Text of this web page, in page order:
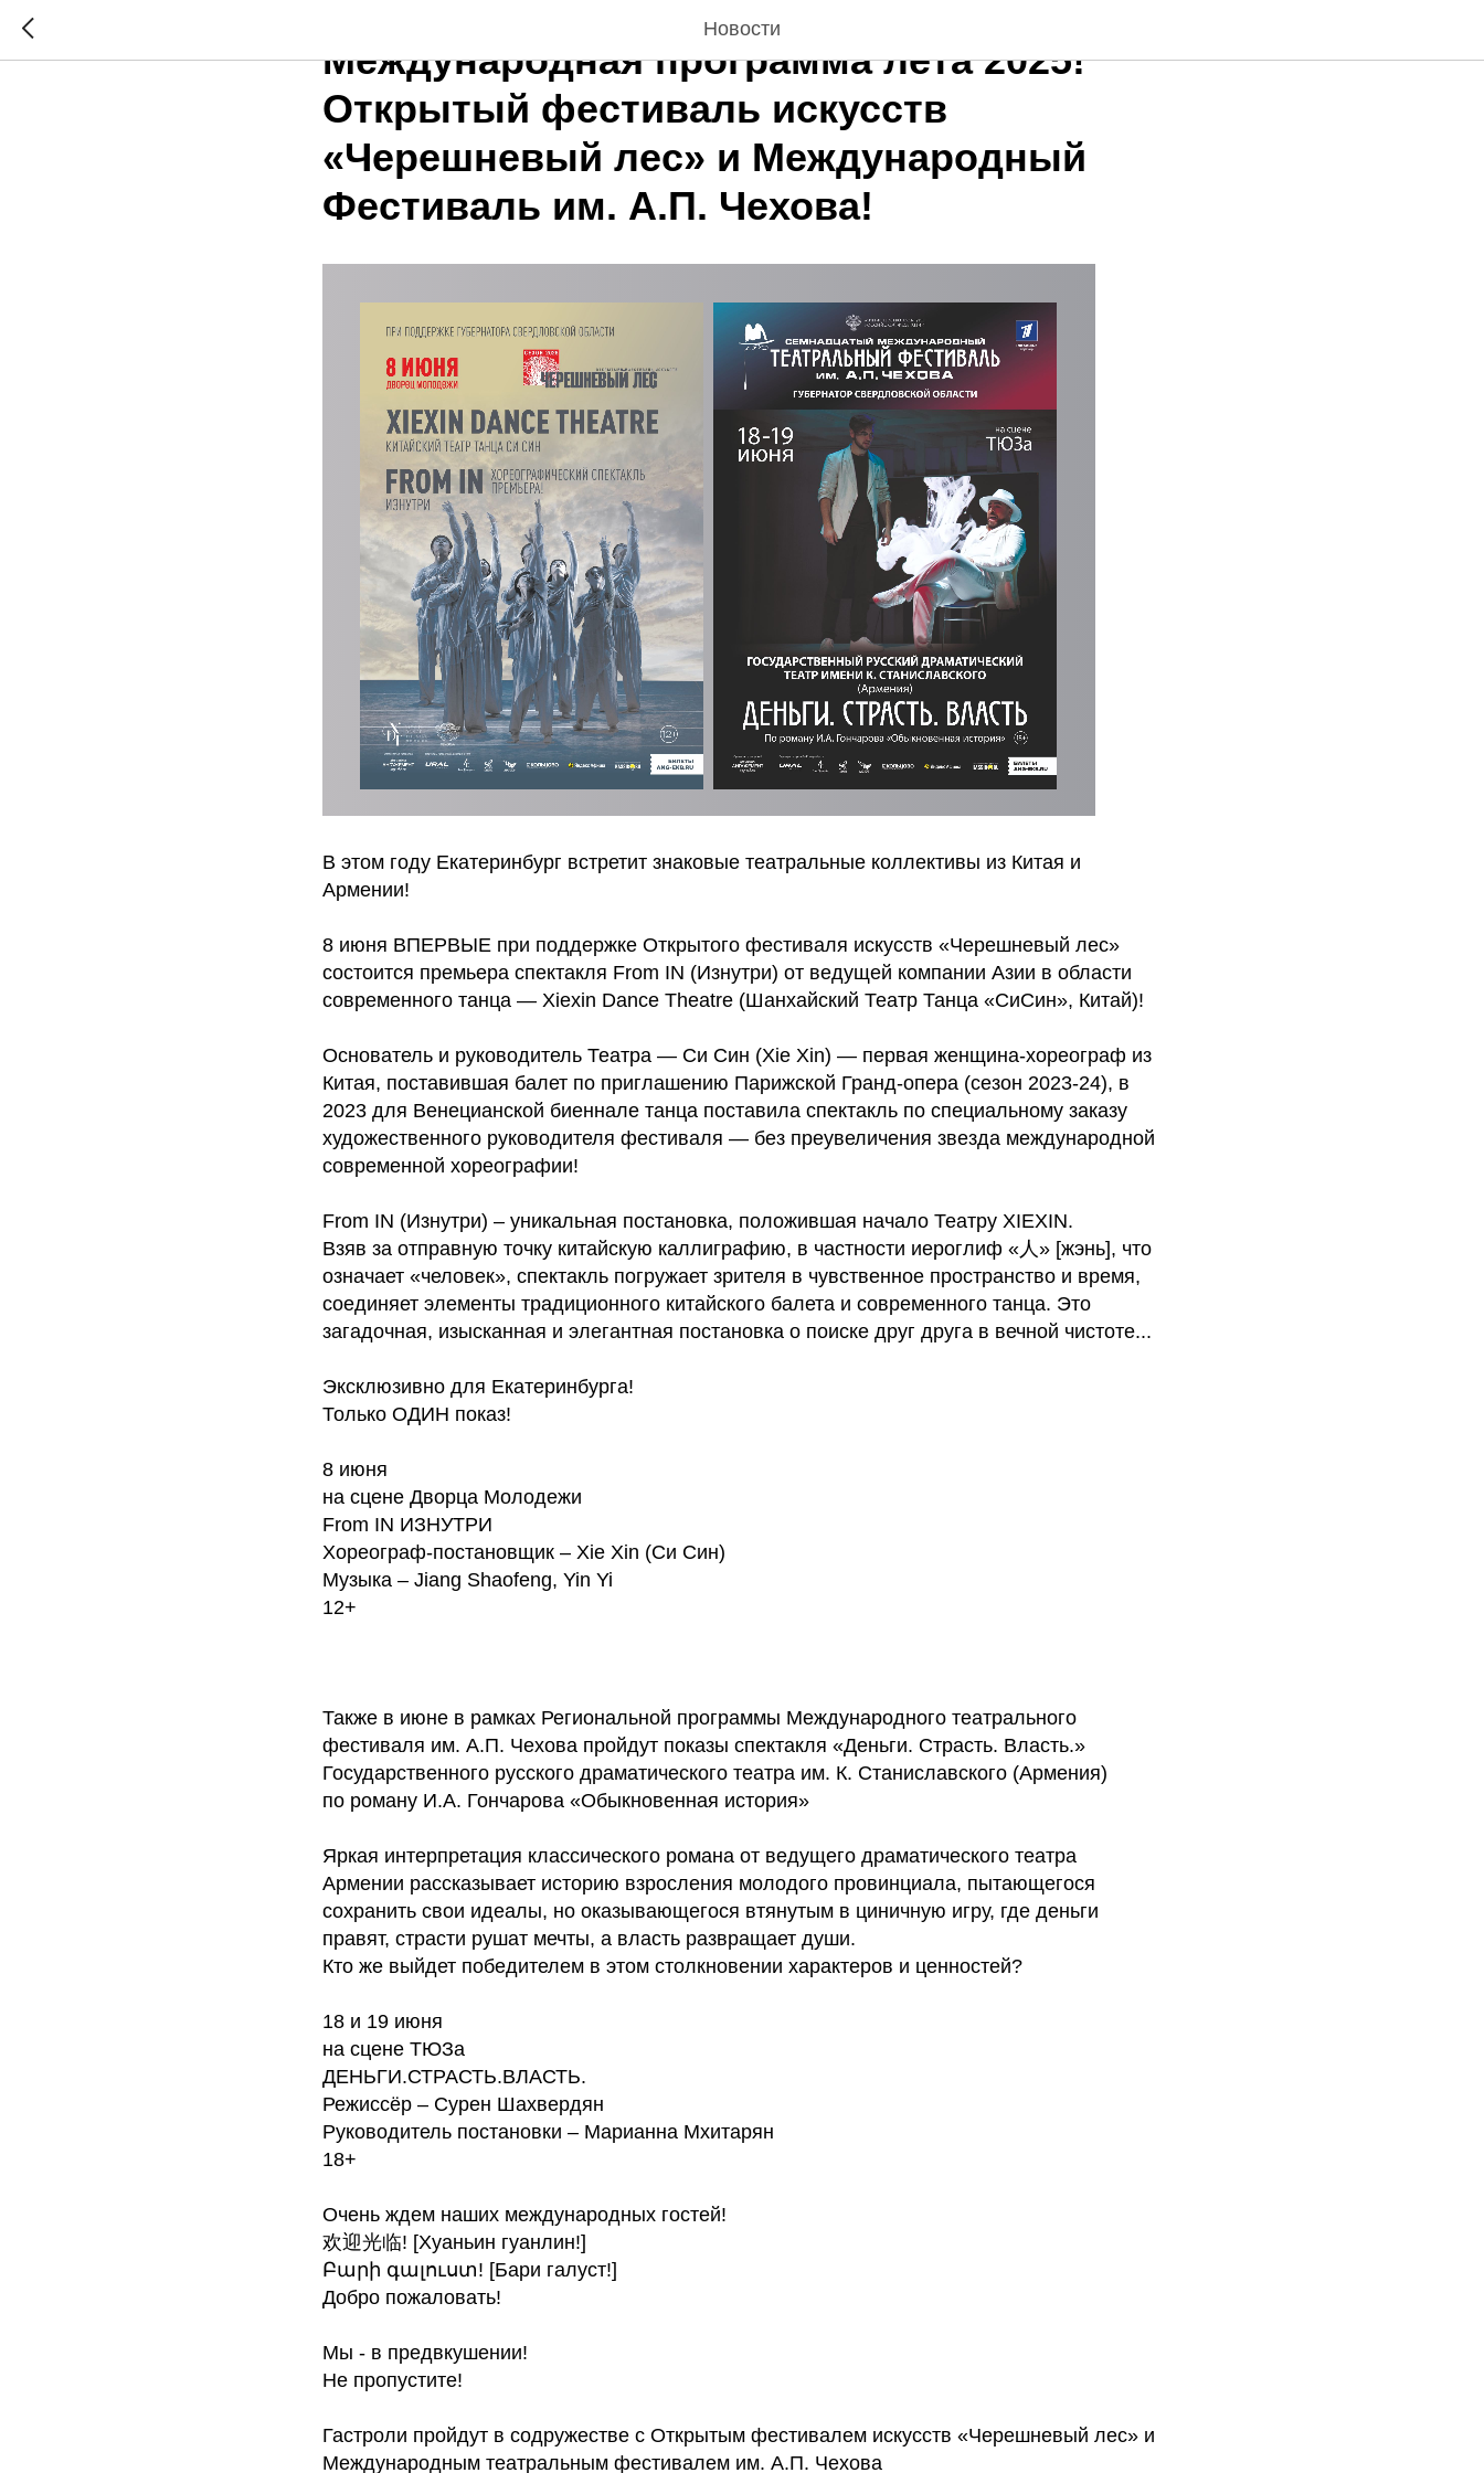
Новости
Международная программа лета 2025!
Открытый фестиваль искусств
«Черешневый лес» и Международный
Фестиваль им. А.П. Чехова!
В этом году Екатеринбург встретит знаковые театральные коллективы из Китая и
Армении!
8 июня ВПЕРВЫЕ при поддержке Открытого фестиваля искусств «Черешневый лес»
состоится премьера спектакля From IN (Изнутри) от ведущей компании Азии в области
современного танца — Xiexin Dance Theatre (Шанхайский Театр Танца «СиСин», Китай)!
Основатель и руководитель Театра — Си Син (Xie Xin) — первая женщина-хореограф из
Китая, поставившая балет по приглашению Парижской Гранд-опера (сезон 2023-24), в
2023 для Венецианской биеннале танца поставила спектакль по специальному заказу
художественного руководителя фестиваля — без преувеличения звезда международной
современной хореографии!
From IN (Изнутри) – уникальная постановка, положившая начало Театру XIEXIN.
Взяв за отправную точку китайскую каллиграфию, в частности иероглиф «人» [жэнь], что
означает «человек», спектакль погружает зрителя в чувственное пространство и время,
соединяет элементы традиционного китайского балета и современного танца. Это
загадочная, изысканная и элегантная постановка о поиске друг друга в вечной чистоте...
Эксклюзивно для Екатеринбурга!
Только ОДИН показ!
8 июня
на сцене Дворца Молодежи
From IN ИЗНУТРИ
Хореограф-постановщик – Xie Xin (Си Син)
Музыка – Jiang Shaofeng, Yin Yi
12+
Также в июне в рамках Региональной программы Международного театрального
фестиваля им. А.П. Чехова пройдут показы спектакля «Деньги. Страсть. Власть.»
Государственного русского драматического театра им. К. Станиславского (Армения)
по роману И.А. Гончарова «Обыкновенная история»
Яркая интерпретация классического романа от ведущего драматического театра
Армении рассказывает историю взросления молодого провинциала, пытающегося
сохранить свои идеалы, но оказывающегося втянутым в циничную игру, где деньги
правят, страсти рушат мечты, а власть развращает души.
Кто же выйдет победителем в этом столкновении характеров и ценностей?
18 и 19 июня
на сцене ТЮЗа
ДЕНЬГИ.СТРАСТЬ.ВЛАСТЬ.
Режиссёр – Сурен Шахвердян
Руководитель постановки – Марианна Мхитарян
18+
Очень ждем наших международных гостей!
欢迎光临! [Хуаньин гуанлин!]
Բարի գալուստ! [Бари галуст!]
Добро пожаловать!
Мы - в предвкушении!
Не пропустите!
Гастроли пройдут в содружестве с Открытым фестивалем искусств «Черешневый лес» и
Международным театральным фестивалем им. А.П. Чехова